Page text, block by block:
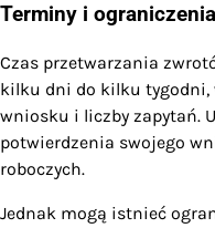
Terminy i
Czas przetwarzania
kilku dni do kilku tygodni,
wniosku i liczby zapytań.
potwierdzenia swojego
roboczych.
Jednak mogą istnieć